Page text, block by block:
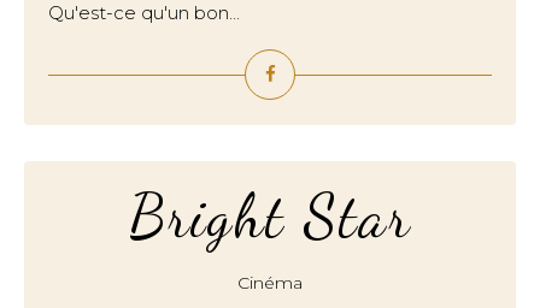
Qu'est-ce qu'un bon...
Bright Star
Cinéma